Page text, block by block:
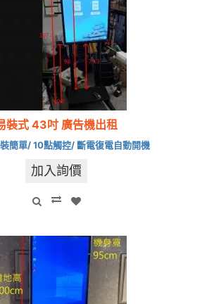
裝式 43吋 廣告機出租
簡單/ 10點觸控/ 斷電復電自動開機
加入詢價